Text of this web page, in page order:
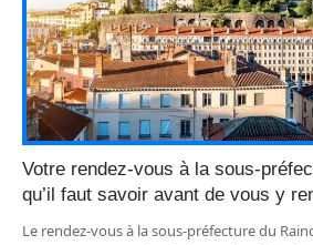
Votre rendez-vous à la sous-
qu’il faut savoir avant de vous y
Le rendez-vous à la sous-préfecture du